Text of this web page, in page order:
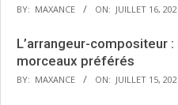
BY: MAXANCE ON: JUILLET 16,
L’arrangeur-compositeur
morceaux préférés
BY: MAXANCE ON: JUILLET 15,